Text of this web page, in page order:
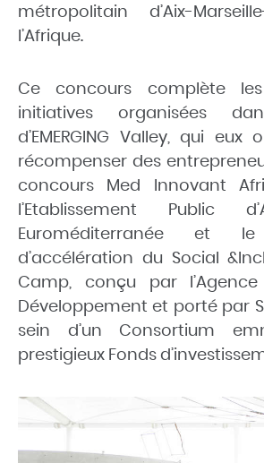
métropolitain d’Aix-
l’Afrique.
Ce concours complète
initiatives organisées
d’EMERGING Valley, qui
récompenser des
concours Med Innovant
l’Etablissement Public
Euroméditerranée et le
d’accélération du Social
Camp, conçu par
Développement et porté par
sein d’un Consortium
prestigieux Fonds